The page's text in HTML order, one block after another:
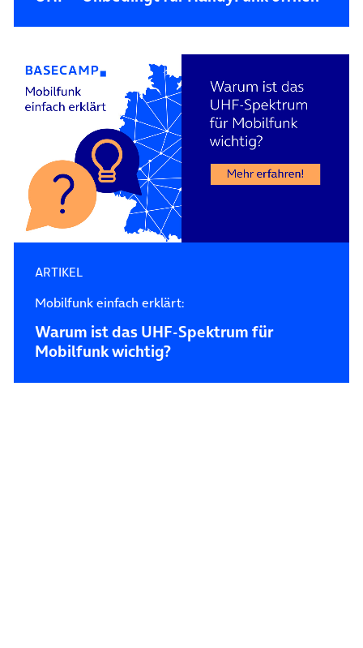
ARTIKEL
Mobilfunk einfach erklärt:
Warum ist das UHF-Spektrum für
Mobilfunk wichtig?